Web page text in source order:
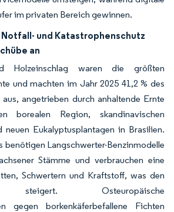
im privaten Bereich gewinnen.
Notfall- und Katastrophenschutz
an
Holzeinschlag waren die größten
und machten im Jahr 2025 41,2 % des
aus, angetrieben durch anhaltende Ernte
borealen Region, skandinavischen
neuen Eukalyptusplantagen in Brasilien.
benötigen Langschwerter-Benzinmodelle
Stämme und verbrauchen eine
Schwertern und Kraftstoff, was den
steigert. Osteuropäische
gegen borkenkäferbefallene Fichten